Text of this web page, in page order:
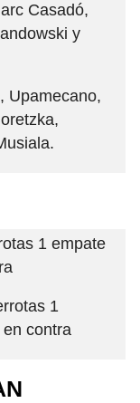
Casadó,
y
Upamecano,
1 empate
1
contra